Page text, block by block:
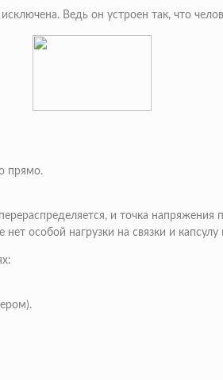
Ведь он устроен так, что
прямо.
и точка
особой нагрузки на связки и капсулу